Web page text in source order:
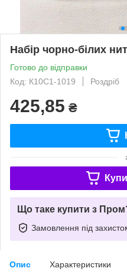
Набір чорно-білих
Готово до відправки
Код: К10С1-1019
Роздріб
425,85 ₴
Що таке купити з
Замовлення під
Опис Характеристики